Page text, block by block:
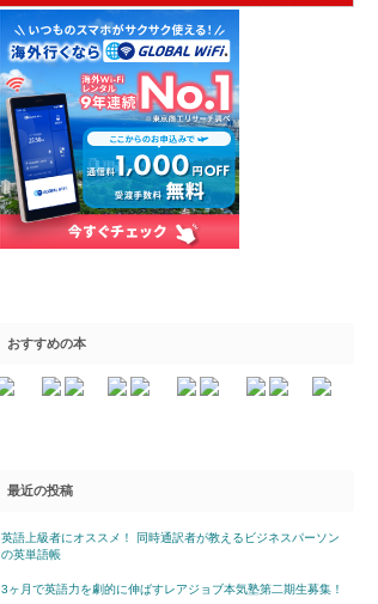
おすすめの本
最近の投稿
英語上級者にオススメ！ 同時通訳者が教えるビジネスパーソン
の英単語帳
3ヶ月で英語力を劇的に伸ばすレアジョブ本気塾第二期生募集！